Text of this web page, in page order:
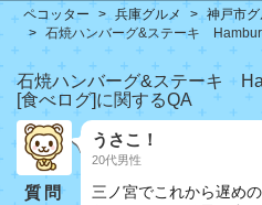
ペコッター 兵庫グルメ
神戸市グ
石焼ハンバーグ&ステーキ
石焼ハンバーグ&ステーキ
[食べログ]に関するQA
質問
うさこ！
20代男性
三ノ宮でこれから遅め